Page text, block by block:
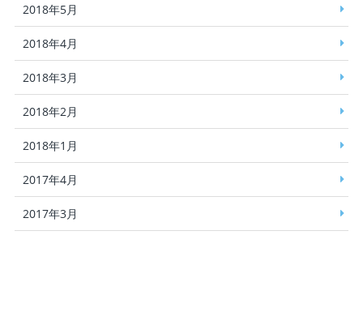
2018年5月
2018年4月
2018年3月
2018年2月
2018年1月
2017年4月
2017年3月